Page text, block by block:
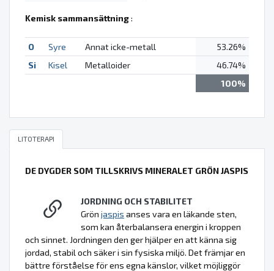
Kemisk sammansättning:
O Syre Annat icke-metall
53.26%
Si
Kisel Metalloider
46.74%
100%
LITOTERAPI
DE DYGDER SOM TILLSKRIVS MINERALET GRÖN JASPIS
JORDNING OCH STABILITET
Grön jaspis anses vara en läkande sten,
som kan återbalansera energin i kroppen
och sinnet. Jordningen den ger hjälper en att känna sig
jordad, stabil och säker i sin fysiska miljö. Det främjar en
bättre förståelse för ens egna känslor, vilket möjliggör